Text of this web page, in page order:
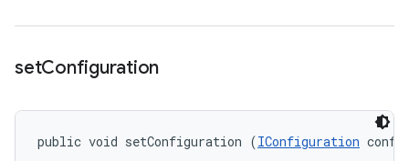
setConfiguration
public void setConfiguration (IConfiguration